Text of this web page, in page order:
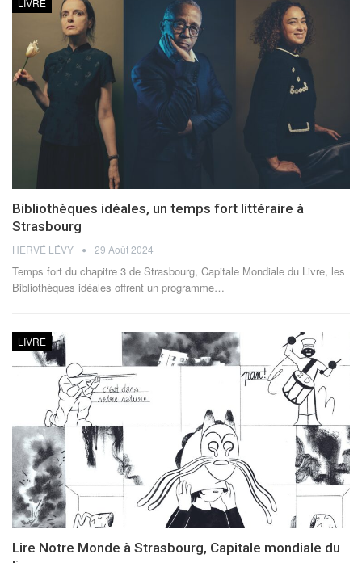
LIVRE
Bibliothèques idéales, un temps fort littéraire à
Strasbourg
HERVÉ LÉVY 29 Août 2024
Temps fort du chapitre 3 de Strasbourg, Capitale Mondiale du Livre, les
Bibliothèques idéales offrent un programme…
LIVRE
Lire Notre Monde à Strasbourg, Capitale mondiale du